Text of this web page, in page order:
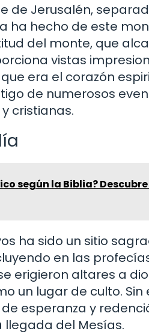
de Jerusalén,
ha hecho de este
del monte, que
vistas
era el corazón
de numerosos
cristianas.
según la Biblia?
ha sido un sitio
en las
erigieron altares a
un lugar de culto.
esperanza y
del Mesías.